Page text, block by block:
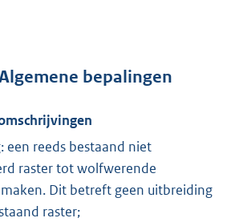
bepalingen
een reeds bestaand niet
raster tot wolfwerende
Dit betreft geen uitbreiding
raster;